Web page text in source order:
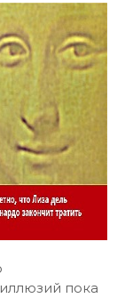
пока